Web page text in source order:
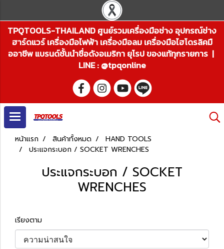
TPQTOOLS-THAILAND ศูนย์รวมเครื่องมือช่าง อุปกรณ์ช่าง
ฮาร์ดแวร์ เครื่องมือไฟฟ้า เครื่องมือลม เครื่องมือไฮโดรลิคมื
ออาชีพ แบรนด์ชั้นนำชื่อดังอเมริกา ยุโรป ของแท้ทุกรายการ |
LINE : @tpqonline
หน้าแรก สินค้าทั้งหมด
HAND TOOLS
ประแจกระบอก / SOCKET WRENCHES
ประแจกระบอก / SOCKET
WRENCHES
เรียงตาม